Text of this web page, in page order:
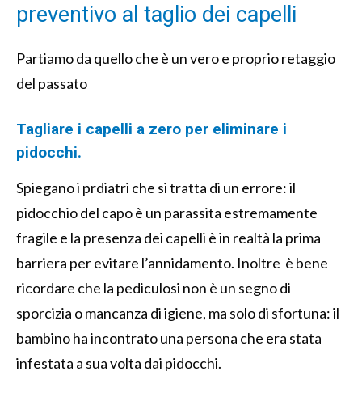
preventivo al taglio dei capelli
Partiamo da quello che è un vero e proprio retaggio
del passato
Tagliare i capelli a zero per eliminare i
pidocchi.
Spiegano i prdiatri che si tratta di un errore: il
pidocchio del capo è un parassita estremamente
fragile e la presenza dei capelli è in realtà la prima
barriera per evitare l’annidamento. Inoltre è bene
ricordare che la pediculosi non è un segno di
sporcizia o mancanza di igiene, ma solo di sfortuna: il
bambino ha incontrato una persona che era stata
infestata a sua volta dai pidocchi.